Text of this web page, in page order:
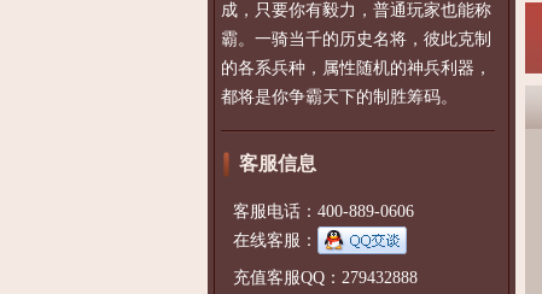
成，只要你有毅力，普通玩家也能称
霸。一骑当千的历史名将，彼此克制
的各系兵种，属性随机的神兵利器，
都将是你争霸天下的制胜筹码。
客服信息
客服电话：400-889-0606
在线客服：
充值客服QQ：279432888